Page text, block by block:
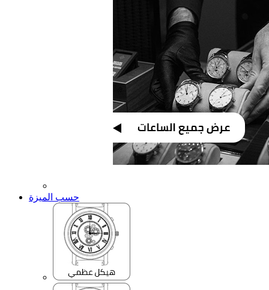
حسب الميزة